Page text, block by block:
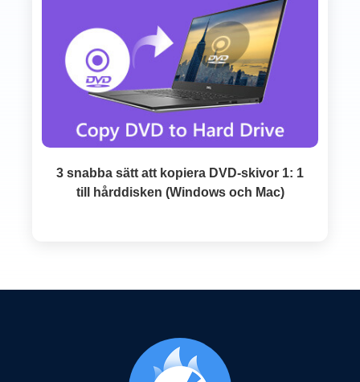
3 snabba sätt att kopiera DVD-skivor 1: 1
till hårddisken (Windows och Mac)